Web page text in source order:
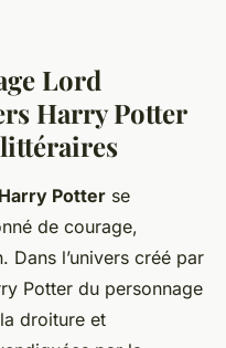
Lord
Harry Potter
Potter se
de courage,
Dans l’univers créé par
Potter du personnage
droiture et